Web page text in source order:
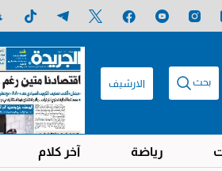
بحث الارشيف
رياضة آخر كلام